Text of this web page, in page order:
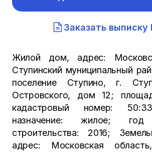
Заказать выписку
Жилой дом, адрес:
Ступинский муниципальный
поселение Ступино, г.
Островского, дом 12;
кадастровый номер:
назначение: жилое; год
строительства: 2016;
адрес: Московская